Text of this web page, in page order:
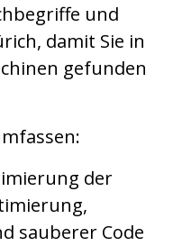
und
damit Sie in
gefunden
der
sauberer Code